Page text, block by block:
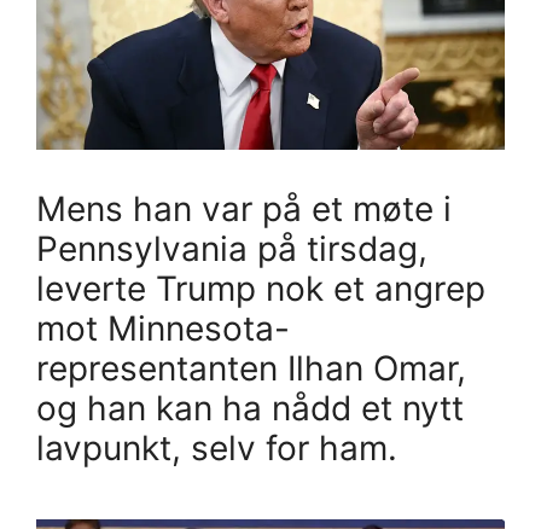
Mens han var på et møte i
Pennsylvania på tirsdag,
leverte Trump nok et angrep
mot Minnesota-
representanten Ilhan Omar,
og han kan ha nådd et nytt
lavpunkt, selv for ham.